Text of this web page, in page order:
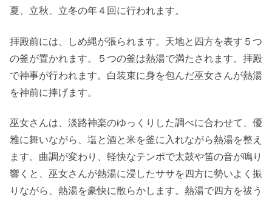
夏、立秋、立冬の年４回に行われます。
拝殿前には、しめ縄が張られます。天地と四方を表す５つ
の釜が置かれます。５つの釜は熱湯で満たされます。拝殿
で神事が行われます。白装束に身を包んだ巫女さんが熱湯
を神前に捧げます。
巫女さんは、淡路神楽のゆっくりした調べに合わせて、優
雅に舞いながら、塩と酒と米を釜に入れながら熱湯を整え
ます。曲調が変わり、軽快なテンポで太鼓や笛の音が鳴り
響くと、巫女さんが熱湯に浸したササを四方に勢いよく振
りながら、熱湯を豪快に散らかします。熱湯で四方を祓う